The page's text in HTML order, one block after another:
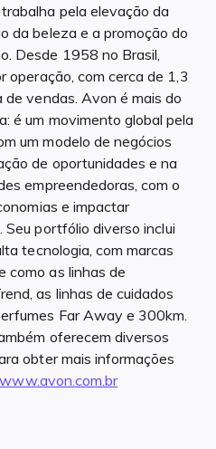
pela elevação da
da beleza e a promoção do
Desde 1958 no Brasil,
operação, com cerca de 1,3
vendas. Avon é mais do
é um movimento global pela
um modelo de negócios
de oportunidades e na
empreendedoras, com o
e impactar
portfólio diverso inclui
tecnologia, com marcas
como as linhas de
as linhas de cuidados
Far Away e 300km.
oferecem diversos
obter mais informações
www.avon.com.br